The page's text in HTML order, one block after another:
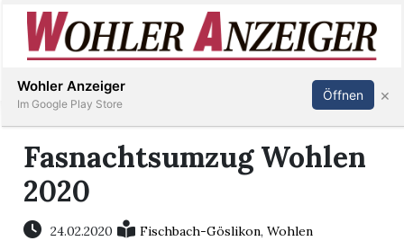
Immobilien
Veranstaltungen
Inserieren Abonnieren Anmelden
Fasnachtsumzug Wohlen
2020
24.02.2020 Fischbach-Göslikon,Wohlen
Wohler Anzeiger
Im Google Play Store
Öffnen ×